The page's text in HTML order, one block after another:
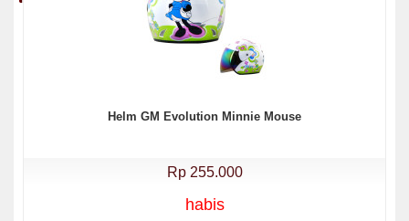
Helm GM Evolution Minnie Mouse
Rp 255.000
habis